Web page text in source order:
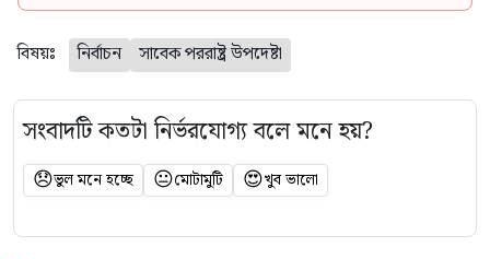
বিষয়ঃ নির্বাচন সাবেক পররাষ্ট্র উপদেষ্টা
সংবাদটি কতটা নির্ভরযোগ্য বলে মনে হয়?
😞ভুল মনে হচ্ছে 😐মোটামুটি 😍খুব ভালো